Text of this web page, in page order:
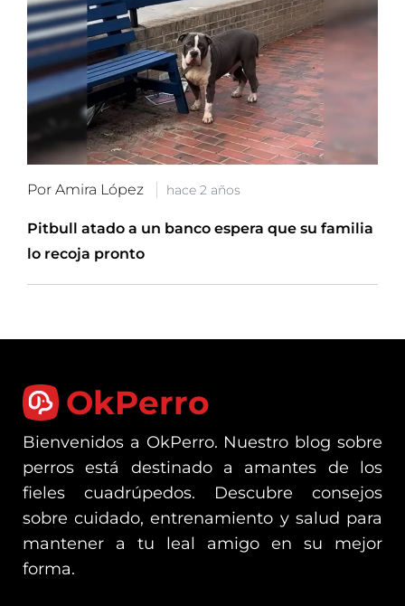
Por Amira López hace 2 años
Pitbull atado a un banco espera que su familia
lo recoja pronto
OkPerro
Bienvenidos a OkPerro. Nuestro blog sobre
perros está destinado a amantes de los
fieles cuadrúpedos. Descubre consejos
sobre cuidado, entrenamiento y salud para
mantener a tu leal amigo en su mejor
forma.